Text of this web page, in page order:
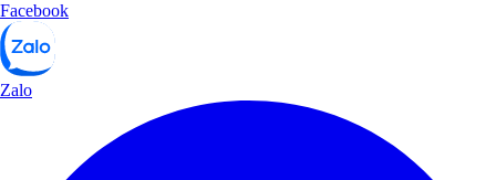
Facebook
Zalo